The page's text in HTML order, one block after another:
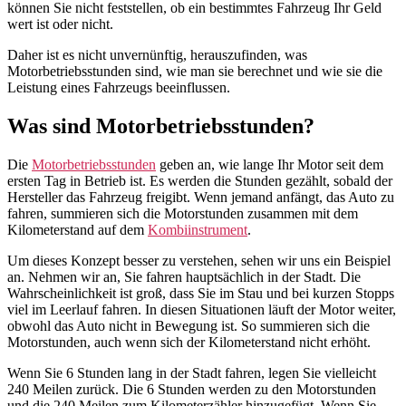
können Sie nicht feststellen, ob ein bestimmtes Fahrzeug Ihr Geld
wert ist oder nicht.
Daher ist es nicht unvernünftig, herauszufinden, was
Motorbetriebsstunden sind, wie man sie berechnet und wie sie die
Leistung eines Fahrzeugs beeinflussen.
Was sind Motorbetriebsstunden?
Die Motorbetriebsstunden geben an, wie lange Ihr Motor seit dem
ersten Tag in Betrieb ist. Es werden die Stunden gezählt, sobald der
Hersteller das Fahrzeug freigibt. Wenn jemand anfängt, das Auto zu
fahren, summieren sich die Motorstunden zusammen mit dem
Kilometerstand auf dem Kombiinstrument.
Um dieses Konzept besser zu verstehen, sehen wir uns ein Beispiel
an. Nehmen wir an, Sie fahren hauptsächlich in der Stadt. Die
Wahrscheinlichkeit ist groß, dass Sie im Stau und bei kurzen Stopps
viel im Leerlauf fahren. In diesen Situationen läuft der Motor weiter,
obwohl das Auto nicht in Bewegung ist. So summieren sich die
Motorstunden, auch wenn sich der Kilometerstand nicht erhöht.
Wenn Sie 6 Stunden lang in der Stadt fahren, legen Sie vielleicht
240 Meilen zurück. Die 6 Stunden werden zu den Motorstunden